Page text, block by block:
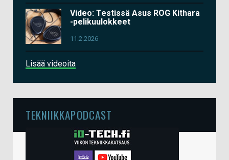
Video: Testissä Asus ROG Kithara
-pelikuulokkeet
11.2.2026
Lisää videoita
TEKNIIKKAPODCAST